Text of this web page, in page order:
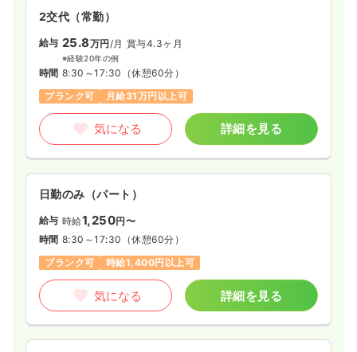
2交代（常勤）
給与 25.8万円 /月 賞与4.3ヶ月
※経験20年の例
時間 8:30～17:30 （休憩60分）
ブランク可
月給31万円以上可
気になる 詳細を見る
日勤のみ（パート）
給与 時給1,250円〜
時間 8:30～17:30 （休憩60分）
ブランク可
時給1,400円以上可
気になる 詳細を見る